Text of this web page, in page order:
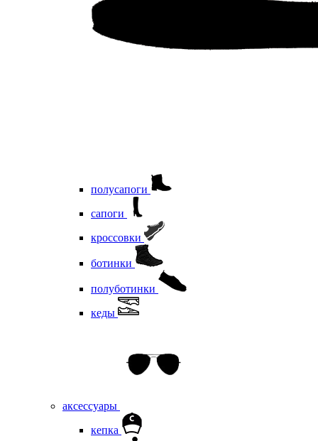
полусапоги
сапоги
кроссовки
ботинки
полуботинки
кеды
аксессуары
кепка